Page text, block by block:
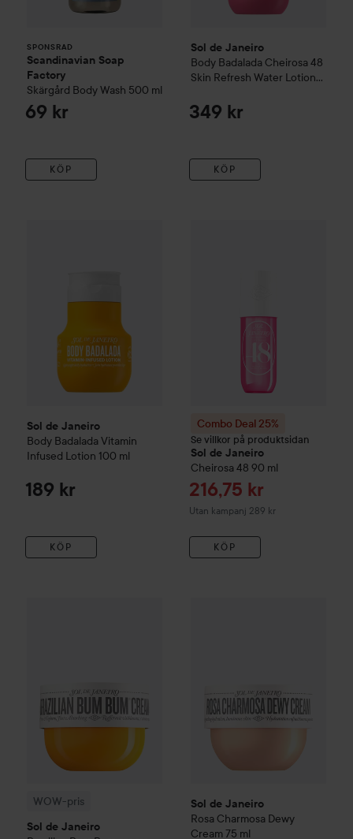
SPONSRAD
Scandinavian Soap
Factory
Skärgård Body Wash 500 ml
69 kr
KÖP
Sol de Janeiro
Body Badalada Cheirosa 48
Skin Refresh Water Lotion
349 kr
KÖP
Sol de Janeiro
Body Badalada Vitamin
Infused Lotion 100 ml
189 kr
KÖP
Combo Deal 25%
Se villkor på produktsidan
Sol de Janeiro
Cheirosa 48 90 ml
Reapris
216,75 kr
Utan kampanj 289 kr
KÖP
WOW-pris
Sol de Janeiro
Sol de Janeiro
Rosa Charmosa Dewy
Cream75 ml